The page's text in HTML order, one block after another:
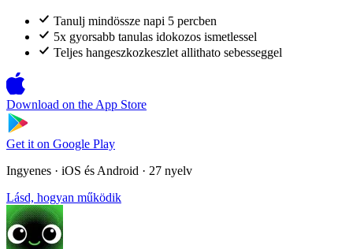
Tanulj mindössze napi 5 percben
5x gyorsabb tanulas idokozos ismetlessel
Teljes hangeszkozkeszlet allithato sebesseggel
Download on the App Store
Get it on Google Play
Ingyenes · iOS és Android · 27 nyelv
Lásd, hogyan működik